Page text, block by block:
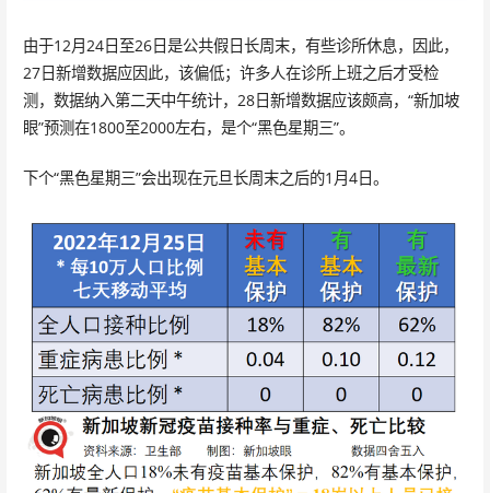
由于12月24日至26日是公共假日长周末，有些诊所休息，因此，
27日新增数据应因此，该偏低；许多人在诊所上班之后才受检
测，数据纳入第二天中午统计，28日新增数据应该颇高，“新加坡
眼”预测在1800至2000左右，是个“黑色星期三”。
下个“黑色星期三”会出现在元旦长周末之后的1月4日。